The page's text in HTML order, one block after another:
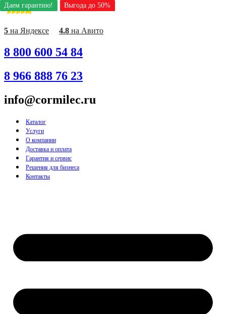
Перейти
к
содержимому
5 на Яндексе 4.8 на Авито
8 800 600 54 84
8 966 888 76 23
info@cormilec.ru
Каталог
Услуги
О компании
Доставка и оплата
Гарантия и сервис
Решения для бизнеса
Контакты
Даем гарантию! Выгода до 50%
Даем гарантию! Выгода до 50%
Даем гарантию! Выгода до 50%
Даем гарантию! Выгода до 50%
Даем гарантию! Выгода до 50%
Даем гарантию! Выгода до 50%
Даем гарантию! Выгода до 50%
Даем гарантию! Выгода до 50%
Даем гарантию! Выгода до 50%